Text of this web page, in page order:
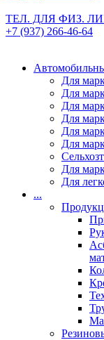
ТЕЛ. ДЛЯ ФИЗ.
+7 (937) 266-46-64
Для
Для
Для
Для
Для
Для
Для
Для
...